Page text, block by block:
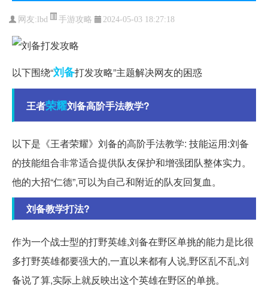
网友:lbd 手游攻略 2024-05-03 18:27:18
以下围绕“刘备打发攻略”主题解决网友的困惑
王者荣耀刘备高阶手法教学?
以下是《王者荣耀》刘备的高阶手法教学: 技能运用:刘备
的技能组合非常适合提供队友保护和增强团队整体实力。
他的大招“仁德”,可以为自己和附近的队友回复血。
刘备教学打法?
作为一个战士型的打野英雄,刘备在野区单挑的能力是比很
多打野英雄都要强大的,一直以来都有人说,野区乱不乱,刘
备说了算,实际上就反映出这个英雄在野区的单挑。